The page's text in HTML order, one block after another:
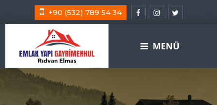
+90 (532) 789 54 34
MENÜ